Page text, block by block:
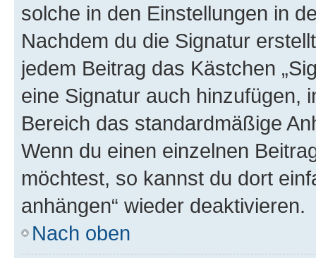
solche in den Einstellungen in
Nachdem du die Signatur
jedem Beitrag das Kästchen
eine Signatur auch hinzufügen,
Bereich das standardmäßige
Wenn du einen einzelnen
möchtest, so kannst du dort
anhängen“ wieder deaktivieren.
Nach oben